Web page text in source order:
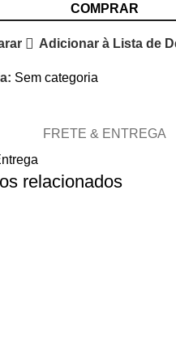
COMPRAR
Adicionar à Lista de
Sem categoria
FRETE & ENTREGA
relacionados